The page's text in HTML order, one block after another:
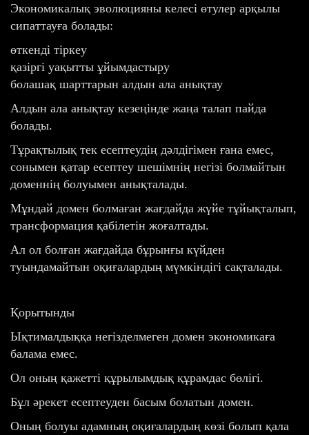
Экономикалық эволюцияны келесі өтулер арқылы
сипаттауға болады:
өткенді тіркеу
қазіргі уақытты ұйымдастыру
болашақ шарттарын алдын ала анықтау
Алдын ала анықтау кезеңінде жаңа талап пайда
болады.
Тұрақтылық тек есептеудің дәлдігімен ғана емес,
сонымен қатар есептеу шешімнің негізі болмайтын
доменнің болуымен анықталады.
Мұндай домен болмаған жағдайда жүйе тұйықталып,
трансформация қабілетін жоғалтады.
Ал ол болған жағдайда бұрынғы күйден
туындамайтын оқиғалардың мүмкіндігі сақталады.
Қорытынды
Ықтималдыққа негізделмеген домен экономикаға
балама емес.
Ол оның қажетті құрылымдық құрамдас бөлігі.
Бұл әрекет есептеуден басым болатын домен.
Оның болуы адамның оқиғалардың көзі болып қала